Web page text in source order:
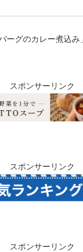
ーグのカレー煮込み
スポンサーリンク
スポンサーリンク
スポンサーリンク